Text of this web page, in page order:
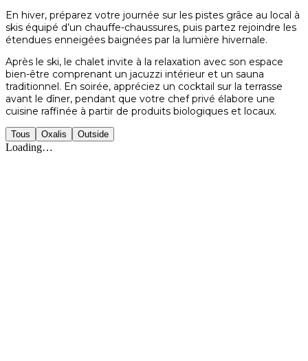
En hiver, préparez votre journée sur les pistes grâce au local à
skis équipé d’un chauffe-chaussures, puis partez rejoindre les
étendues enneigées baignées par la lumière hivernale.
Après le ski, le chalet invite à la relaxation avec son espace
bien-être comprenant un jacuzzi intérieur et un sauna
traditionnel. En soirée, appréciez un cocktail sur la terrasse
avant le dîner, pendant que votre chef privé élabore une
cuisine raffinée à partir de produits biologiques et locaux.
Tous Oxalis Outside
Loading…